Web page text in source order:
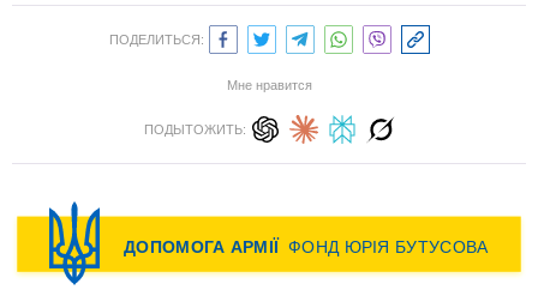
ПОДЕЛИТЬСЯ:
Мне нравится
ПОДЫТОЖИТЬ: